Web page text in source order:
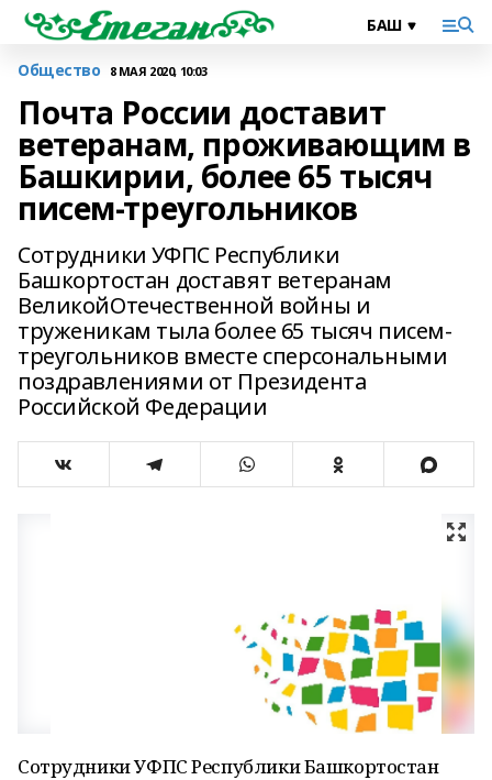
Общество 8 МАЯ 2020, 10:03
Почта России доставит
ветеранам, проживающим в
Башкирии, более 65 тысяч
писем-треугольников
Сотрудники УФПС Республики
Башкортостан доставят ветеранам
ВеликойОтечественной войны и
труженикам тыла более 65 тысяч писем-
треугольников вместе сперсональными
поздравлениями от Президента
Российской Федерации
Сотрудники УФПС Республики Башкортостан